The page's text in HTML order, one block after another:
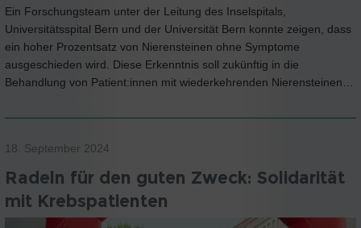
Ein Forschungsteam unter der Leitung des Inselspitals,
Universitätsspital Bern und der Universität Bern konnte zeigen, dass
ein hoher Prozentsatz von Nierensteinen ohne Symptome
ausgeschieden wird. Diese Erkenntnis soll zukünftig in die
Behandlung von Patient:innen mit wiederkehrenden Nierensteinen…
18. September 2024
Radeln für den guten Zweck: Solidarität
mit Krebspatienten